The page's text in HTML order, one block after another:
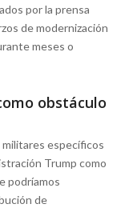
por la prensa
de modernización
meses o
obstáculo
específicos
Trump como
podríamos
de